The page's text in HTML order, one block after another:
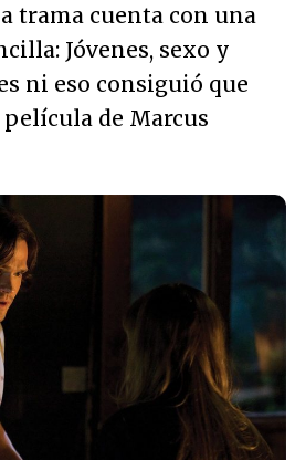
trama cuenta con una
Jóvenes, sexo y
ni eso consiguió que
de Marcus